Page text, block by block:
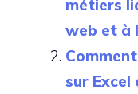
métiers
web et à
sur Excel